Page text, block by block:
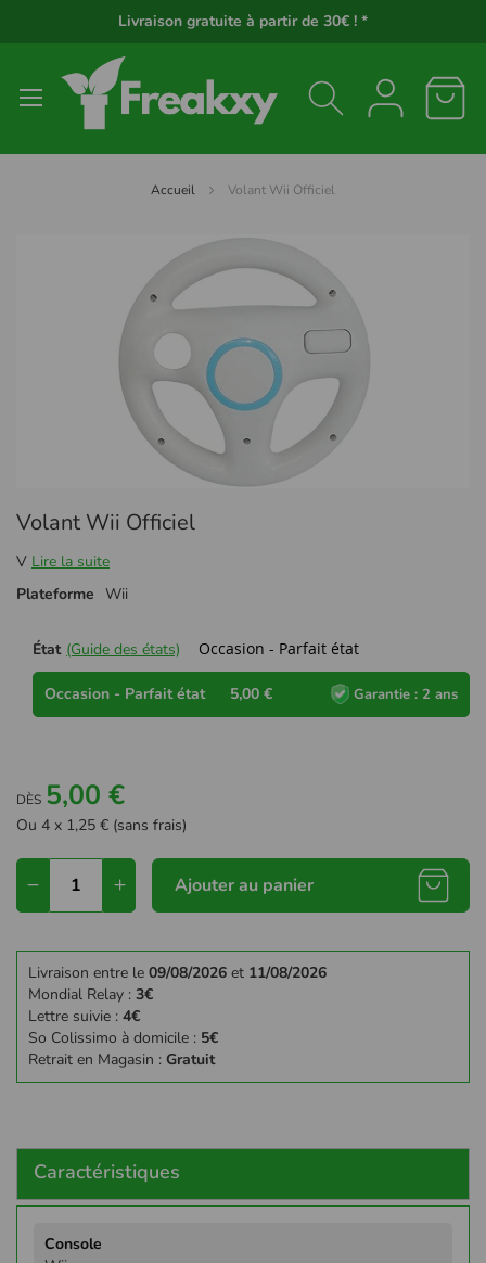
Livraison gratuite à partir de 30€ ! *
Accueil Volant Wii Officiel
au
de
la
Volant Wii Officiel
V Lire la suite
Plateforme Wii
État (Guide des états) Occasion - Parfait état
Occasion - Parfait état 5,00 € Garantie : 2 ans
DÈS 5,00 €
Ou 4 x 1,25 € (sans frais)
Ajouter au panier
Livraison entre le 09/08/2026 et 11/08/2026
Mondial Relay : 3€
Lettre suivie : 4€
So Colissimo à domicile : 5€
Retrait en Magasin : Gratuit
Caractéristiques
d'infos
Panneau de gestion des cookies